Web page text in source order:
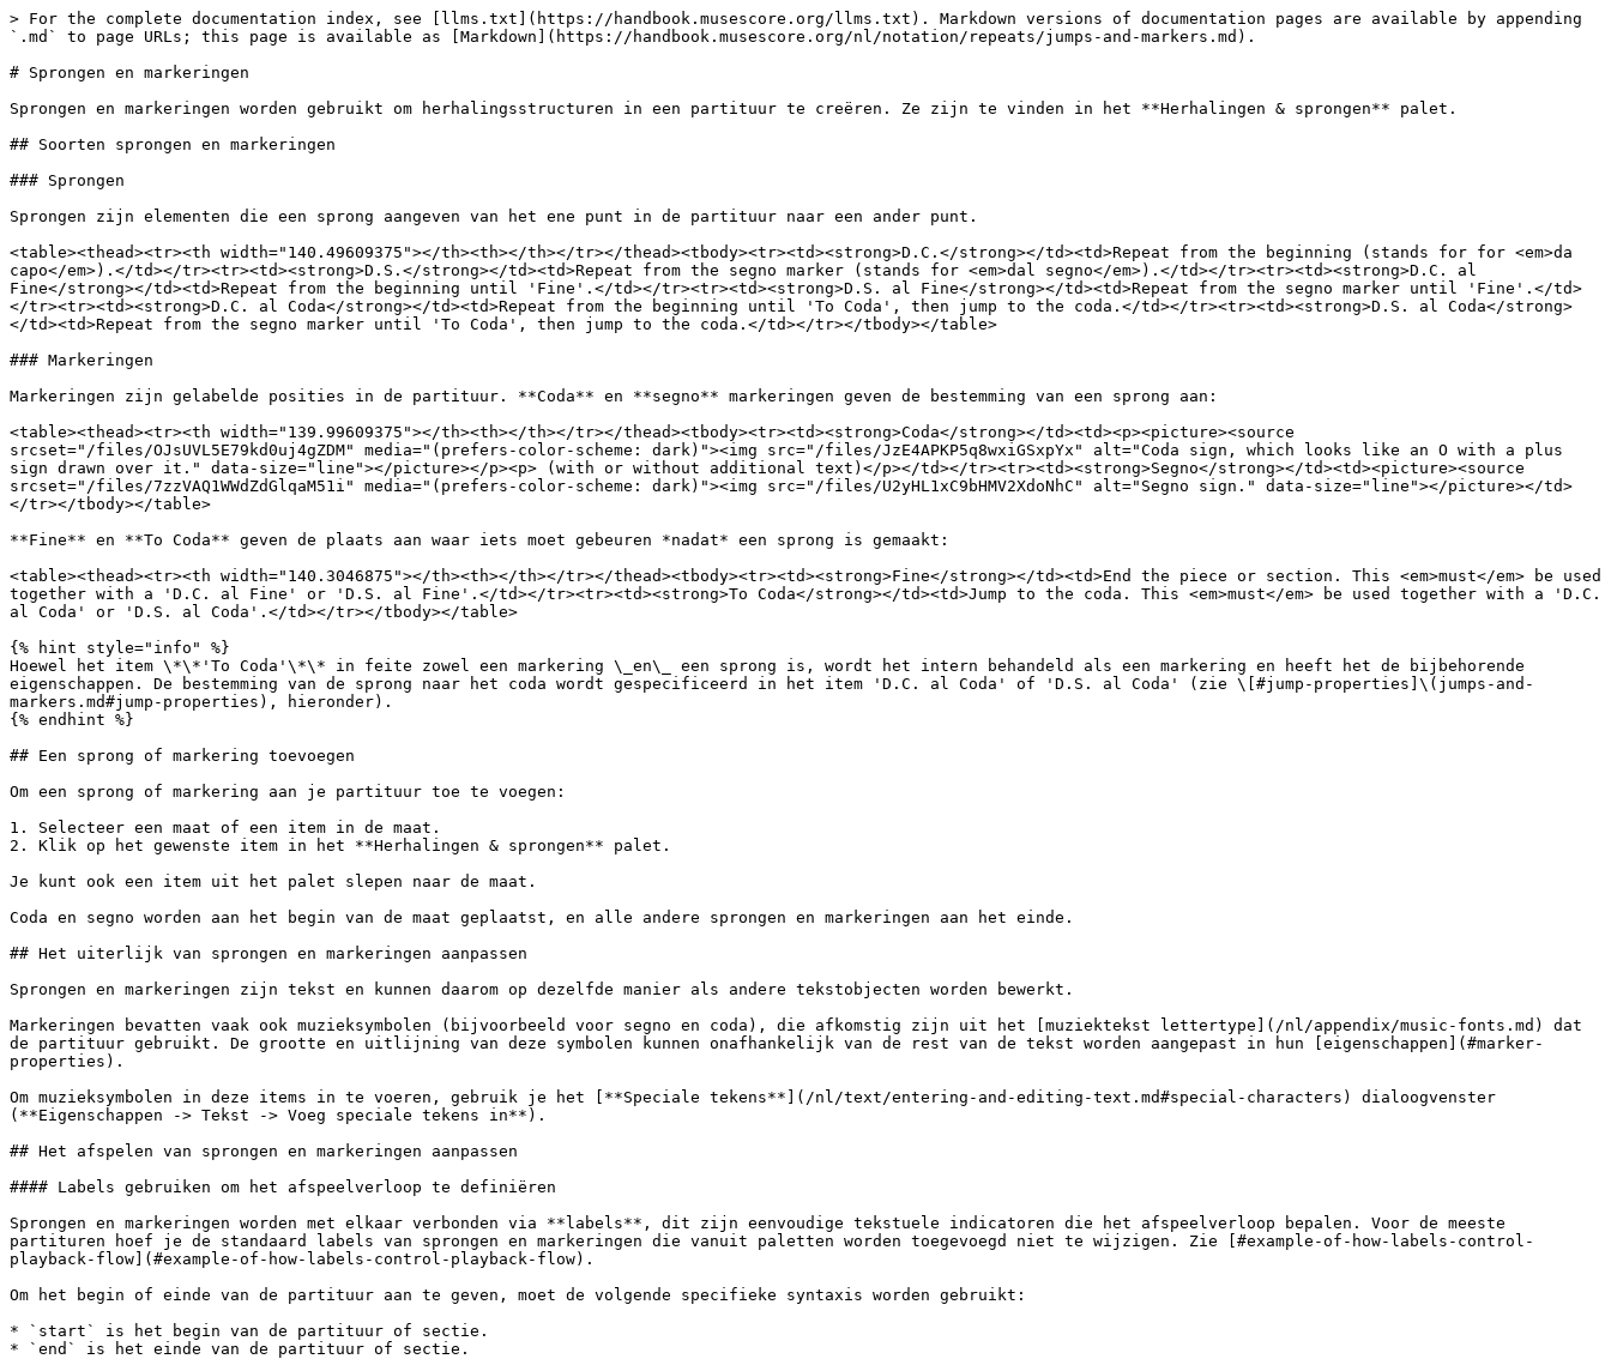
> For the complete documentation index, see [llms.txt](https://handbook.musescore.org/llms.txt). Markdown versions of documentation pages are available by appending
`.md` to page URLs; this page is available as [Markdown](https://handbook.musescore.org/nl/notation/repeats/jumps-and-markers.md).
# Sprongen en markeringen
Sprongen en markeringen worden gebruikt om herhalingsstructuren in een partituur te creëren. Ze zijn te vinden in het **Herhalingen & sprongen** palet.
## Soorten sprongen en markeringen
### Sprongen
Sprongen zijn elementen die een sprong aangeven van het ene punt in de partituur naar een ander punt.
<table><thead><tr><th width="140.49609375"></th><th></th></tr></thead><tbody><tr><td><strong>D.C.</strong></td><td>Repeat from the beginning (stands for for <em>da
capo</em>).</td></tr><tr><td><strong>D.S.</strong></td><td>Repeat from the segno marker (stands for <em>dal segno</em>).</td></tr><tr><td><strong>D.C. al
Fine</strong></td><td>Repeat from the beginning until 'Fine'.</td></tr><tr><td><strong>D.S. al Fine</strong></td><td>Repeat from the segno marker until 'Fine'.</td>
</tr><tr><td><strong>D.C. al Coda</strong></td><td>Repeat from the beginning until 'To Coda', then jump to the coda.</td></tr><tr><td><strong>D.S. al Coda</strong>
</td><td>Repeat from the segno marker until 'To Coda', then jump to the coda.</td></tr></tbody></table>
### Markeringen
Markeringen zijn gelabelde posities in de partituur. **Coda** en **segno** markeringen geven de bestemming van een sprong aan:
<table><thead><tr><th width="139.99609375"></th><th></th></tr></thead><tbody><tr><td><strong>Coda</strong></td><td><p><picture><source
srcset="/files/OJsUVL5E79kd0uj4gZDM" media="(prefers-color-scheme: dark)"><img src="/files/JzE4APKP5q8wxiGSxpYx" alt="Coda sign, which looks like an O with a plus
sign drawn over it." data-size="line"></picture></p><p> (with or without additional text)</p></td></tr><tr><td><strong>Segno</strong></td><td><picture><source
srcset="/files/7zzVAQ1WWdZdGlqaM51i" media="(prefers-color-scheme: dark)"><img src="/files/U2yHL1xC9bHMV2XdoNhC" alt="Segno sign." data-size="line"></picture></td>
</tr></tbody></table>
**Fine** en **To Coda** geven de plaats aan waar iets moet gebeuren *nadat* een sprong is gemaakt:
<table><thead><tr><th width="140.3046875"></th><th></th></tr></thead><tbody><tr><td><strong>Fine</strong></td><td>End the piece or section. This <em>must</em> be used
together with a 'D.C. al Fine' or 'D.S. al Fine'.</td></tr><tr><td><strong>To Coda</strong></td><td>Jump to the coda. This <em>must</em> be used together with a 'D.C.
al Coda' or 'D.S. al Coda'.</td></tr></tbody></table>
{% hint style="info" %}
Hoewel het item \*\*'To Coda'\*\* in feite zowel een markering \_en\_ een sprong is, wordt het intern behandeld als een markering en heeft het de bijbehorende
eigenschappen. De bestemming van de sprong naar het coda wordt gespecificeerd in het item 'D.C. al Coda' of 'D.S. al Coda' (zie \[#jump-properties]\(jumps-and-
markers.md#jump-properties), hieronder).
{% endhint %}
## Een sprong of markering toevoegen
Om een ​​sprong of markering aan je partituur toe te voegen:
1. Selecteer een maat of een item in de maat.
2. Klik op het gewenste item in het **Herhalingen & sprongen** palet.
Je kunt ook een item uit het palet slepen naar de maat.
Coda en segno worden aan het begin van de maat geplaatst, en alle andere sprongen en markeringen aan het einde.
## Het uiterlijk van sprongen en markeringen aanpassen
Sprongen en markeringen zijn tekst en kunnen daarom op dezelfde manier als andere tekstobjecten worden bewerkt.
Markeringen bevatten vaak ook muzieksymbolen (bijvoorbeeld voor segno en coda), die afkomstig zijn uit het [muziektekst lettertype](/nl/appendix/music-fonts.md) dat
de partituur gebruikt. De grootte en uitlijning van deze symbolen kunnen onafhankelijk van de rest van de tekst worden aangepast in hun [eigenschappen](#marker-
properties).
Om muzieksymbolen in deze items in te voeren, gebruik je het [**Speciale tekens**](/nl/text/entering-and-editing-text.md#special-characters) dialoogvenster
(**Eigenschappen -> Tekst -> Voeg speciale tekens in**).
## Het afspelen van sprongen en markeringen aanpassen
#### Labels gebruiken om het afspeelverloop te definiëren
Sprongen en markeringen worden met elkaar verbonden via **labels**, dit zijn eenvoudige tekstuele indicatoren die het afspeelverloop bepalen. Voor de meeste
partituren hoef je de standaard labels van sprongen en markeringen die vanuit paletten worden toegevoegd niet te wijzigen. Zie [#example-of-how-labels-control-
playback-flow](#example-of-how-labels-control-playback-flow).
Om het begin of einde van de partituur aan te geven, moet de volgende specifieke syntaxis worden gebruikt:
* `start` is het begin van de partituur of sectie.
* `end` is het einde van de partituur of sectie.